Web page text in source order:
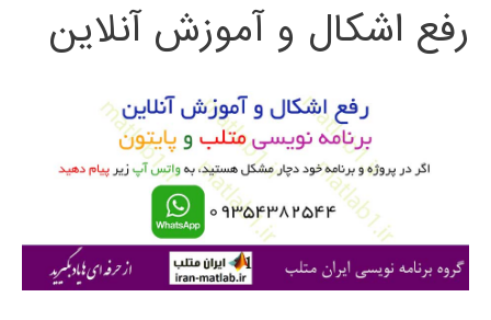
ج
ی
رفع اشکال و آموزش آنلاین